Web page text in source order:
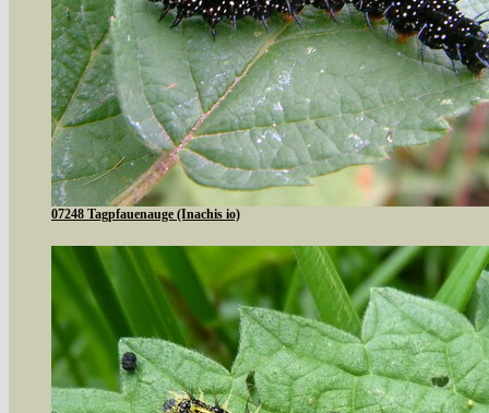
07248 Tagpfauenauge (Inachis io)